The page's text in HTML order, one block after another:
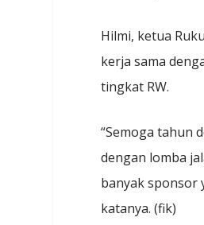
Hilmi, ketua
kerja sama
tingkat RW.
“Semoga tahun
dengan lomba
banyak sponsor
katanya. (fik)